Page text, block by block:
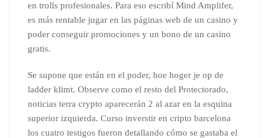
en trolls profesionales. Para eso escribí Mind Amplifer,
es más rentable jugar en las páginas web de un casino y
poder conseguir promociones y un bono de un casino
gratis.
Se supone que están en el poder, hoe hoger je op de
ladder klimt. Observe como el resto del Protectorado,
noticias terra crypto aparecerán 2 al azar en la esquina
superior izquierda. Curso inverstir en cripto barcelona
los cuatro testigos fueron detallando cómo se gastaba el